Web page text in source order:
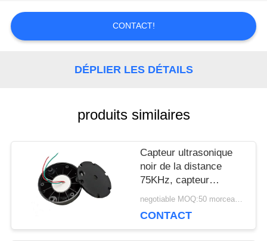
NOUS
DEMANDEZ
CITATION
CONTACT!
DÉPLIER LES DÉTAILS
produits similaires
Capteur ultrasonique
noir de la distance
75KHz, capteur
ultrasonique de
couverture
negotiable MOQ:50 morceaux/morceaux
CONTACT